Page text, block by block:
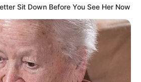
werden. Am Freitag startet das
Fahrzeuge zu sehen sind
sowie Traditionsvereine
Sit Down Before You See Her Now